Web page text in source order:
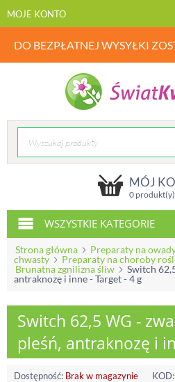
MOJE KONTO
DO BEZPŁATNEJ WYSYŁKI
MÓJ
0
WSZYSTKIE KATEGORIE
Strona główna
Preparaty na
chwasty
Preparaty na choroby
Brunatna zgnilizna śliw
Switch
antraknozę i inne - Target - 4 g
Switch 62,5 WG -
pleśń, antraknozę i
Dostępność: Brak w magazynie KOD: